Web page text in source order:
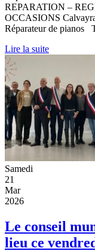
REPARATION –
OCCASIONS
Réparateur de pianos
Lire la suite
Samedi
21
Mar
2026
Le conseil
lieu ce